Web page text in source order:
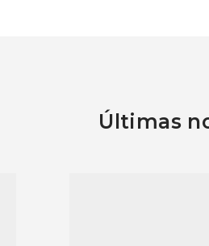
Últimas